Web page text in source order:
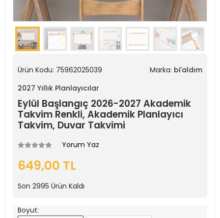
Ürün Kodu: 75962025039 Marka: bi'aldım
2027 Yıllık Planlayıcılar
Eylül Başlangıç 2026-2027 Akademik
Takvim Renkli, Akademik Planlayıcı
Takvim, Duvar Takvimi
Yorum Yaz
649,00 TL
Son 2995 Ürün Kaldı
Boyut: